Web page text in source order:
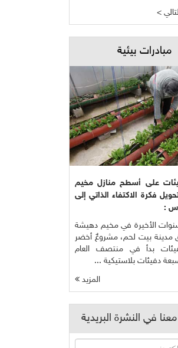
مبادرات بيئية
على أسطح منازل مخيم
فكرة الاكتفاء الذاتي إلى
:
الأخيرة في مخيم دهيشة
بيت لحم، مشروعٌ أخضر
بدأ في منتصف العام
المزيد
في النشرة البريدية